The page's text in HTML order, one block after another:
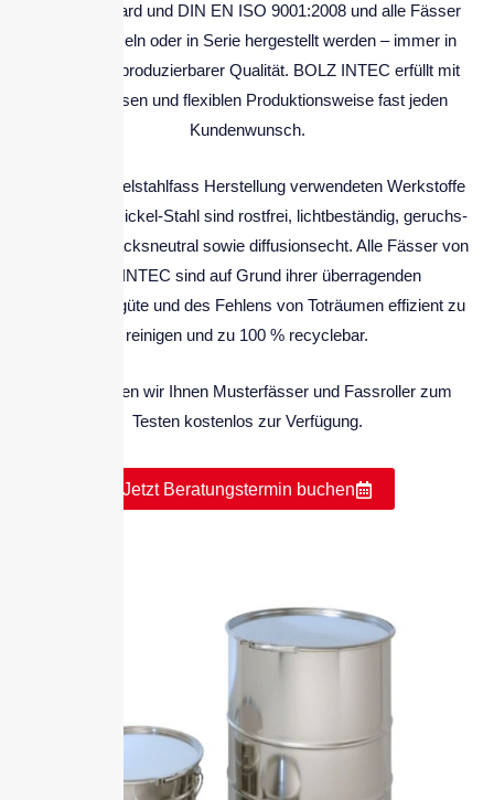
GMP-Standard und DIN EN ISO 9001:2008 und alle Fässer
können einzeln oder in Serie hergestellt werden – immer in
perfekter, reproduzierbarer Qualität. BOLZ INTEC erfüllt mit
einer präzisen und flexiblen Produktionsweise fast jeden
Kundenwunsch.
Die in der Edelstahlfass Herstellung verwendeten Werkstoffe
aus Chrom-Nickel-Stahl sind rostfrei, lichtbeständig, geruchs-
und geschmacksneutral sowie diffusionsecht. Alle Fässer von
BOLZ INTEC sind auf Grund ihrer überragenden
Oberflächengüte und des Fehlens von Toträumen effizient zu
reinigen und zu 100 % recyclebar.
Gerne stellen wir Ihnen Musterfässer und Fassroller zum
Testen kostenlos zur Verfügung.
Jetzt Beratungstermin buchen